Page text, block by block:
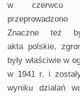
w czerwcu
Znaczne też
akta polskie,
były właściwie w
w 1941 r. i
wyniku działań